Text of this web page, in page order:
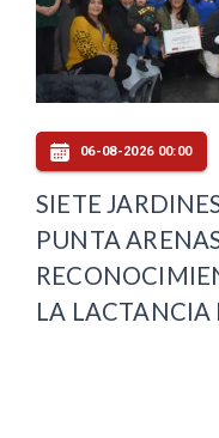
06-08-2026 00:00
SIETE
PUNTA
LA